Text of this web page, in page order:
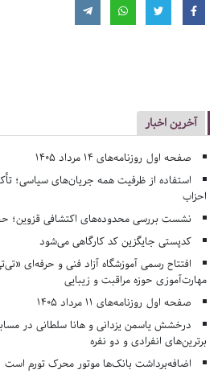
آخرین اخبار
صفحه اول روزنامه‌های 14 مرداد 1405
استفاده از ظرفیت همه جریان‌های سیاسی؛
احزاب
نشست بررسی محدوده‌های اکتشافی قزوین؛
کدپستی جایگزین کد کارگاهی می‌شود
افتتاح رسمی آموزشگاه آزاد فنی و حرفه‌ای
مهارت‌آموزی حوزه مراقبت و زیبایی
صفحه اول روزنامه‌های 11 مرداد 1405
درخشش یاسمن یزدانی و هانا سلطانی در
برترین‌های انفرادی و دو نفره
اضافه‌برداشت بانک‌ها موتور محرک تورم است